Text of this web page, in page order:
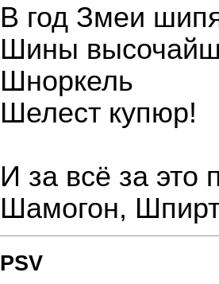
В год Змеи
Шины
Шноркель
Шелест купюр!
И за всё за это
Шамогон,
PSV